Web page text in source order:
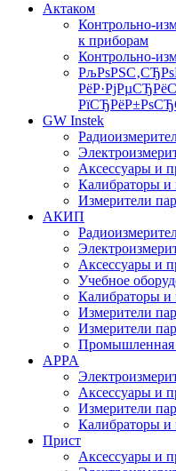
Актаком
Контрольно-
к приборам
Контрольно-
GW Instek
Аксессуары и
Калибраторы и
Измерители
АКИП
Аксессуары и
Учебное
Калибраторы и
Измерители
Измерители
Промышленная
APPA
Аксессуары и
Измерители
Калибраторы и
Прист
Аксессуары и